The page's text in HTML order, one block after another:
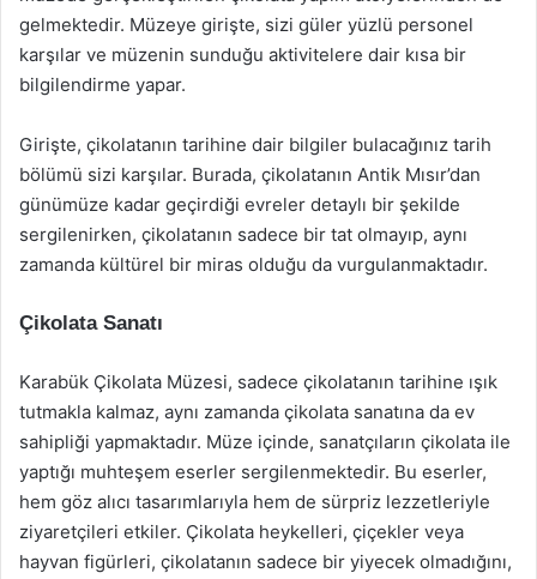
gelmektedir. Müzeye girişte, sizi güler yüzlü personel
karşılar ve müzenin sunduğu aktivitelere dair kısa bir
bilgilendirme yapar.
Girişte, çikolatanın tarihine dair bilgiler bulacağınız tarih
bölümü sizi karşılar. Burada, çikolatanın Antik Mısır’dan
günümüze kadar geçirdiği evreler detaylı bir şekilde
sergilenirken, çikolatanın sadece bir tat olmayıp, aynı
zamanda kültürel bir miras olduğu da vurgulanmaktadır.
Çikolata Sanatı
Karabük Çikolata Müzesi, sadece çikolatanın tarihine ışık
tutmakla kalmaz, aynı zamanda çikolata sanatına da ev
sahipliği yapmaktadır. Müze içinde, sanatçıların çikolata ile
yaptığı muhteşem eserler sergilenmektedir. Bu eserler,
hem göz alıcı tasarımlarıyla hem de sürpriz lezzetleriyle
ziyaretçileri etkiler. Çikolata heykelleri, çiçekler veya
hayvan figürleri, çikolatanın sadece bir yiyecek olmadığını,